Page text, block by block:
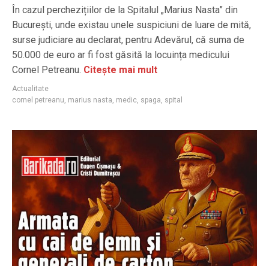
În cazul perchezițiilor de la Spitalul „Marius Nasta” din
București, unde existau unele suspiciuni de luare de mită,
surse judiciare au declarat, pentru Adevărul, că suma de
50.000 de euro ar fi fost găsită la locuința medicului
Cornel Petreanu. Citește mai mult
Actualitate
cornel petreanu, marius nasta, medic, spaga, spital